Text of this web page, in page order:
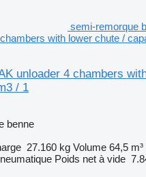
semi-remorque
with lower chute /
unloader 4 chambers
/ 1
benne
27.160 kg Volume 64,5 m³
Poids net à vide